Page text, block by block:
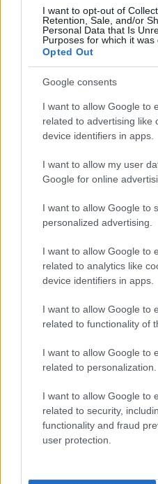
I want to opt-out of
Retention, Sale, and/or
Personal Data that Is
Purposes for which it was
Opted Out
Google consents
I want to allow Google to
related to advertising like
device identifiers in apps.
I want to allow my user
Google for online
I want to allow Google to
personalized advertising.
I want to allow Google to
related to analytics like
device identifiers in apps.
I want to allow Google to
related to functionality of
I want to allow Google to
related to personalization.
I want to allow Google to
related to security,
functionality and fraud
user protection.
2019 και μετά και από αυτά
πρέπει να αφαιρεθεί
κατέβαλαν οι συνταξιούχοι,
κρατήσεις που είχαν (6%
Παράδειγμα: Δικαιούχος
που είχε δική του σύνταξη
την πρώτη τριετία, θα
σύνταξη χηρείας συν την
λαμβάνει 720 ευρώ σύνταξη
από την δική του σύνταξη.
τα 360 ευρώ αναδρομικά
τότε πρέπει να πάρει πίσω
χηρείας που λάμβανε και
επιπλέον εισφορά
σύνταξη που θα
είχε στη σύνταξη χηρείας
γήρατος ξεπερνούσε το
αυτές τις επιστροφές, ο
κούρεμα άνω του 20% στα
επιστρέψει στον ΕΦΚΑ από
Φτωχότεροι μετά από τρία
Όπως αναφέρει το
συνταξιούχων του ΟΓΑ με